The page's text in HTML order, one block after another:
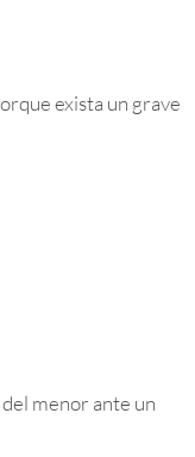
exista un grave
menor ante un